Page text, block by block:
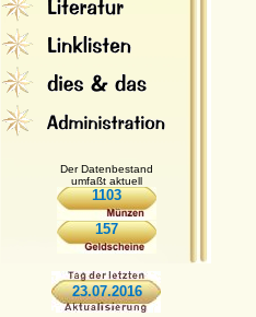
Der Datenbestand
umfaßt aktuell
1103
157
23.07.2016